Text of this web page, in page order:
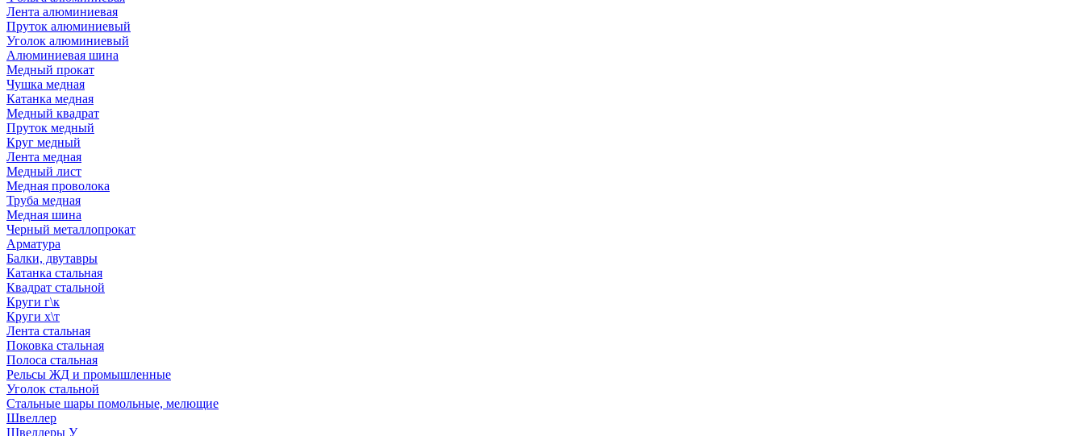
Лента алюминиевая
Пруток алюминиевый
Уголок алюминиевый
Алюминиевая шина
Медный прокат
Чушка медная
Катанка медная
Медный квадрат
Пруток медный
Круг медный
Лента медная
Медный лист
Медная проволока
Труба медная
Медная шина
Черный металлопрокат
Арматура
Балки, двутавры
Катанка стальная
Квадрат стальной
Круги г\к
Круги х\т
Лента стальная
Поковка стальная
Полоса стальная
Рельсы ЖД и промышленные
Уголок стальной
Стальные шары помольные, мелющие
Швеллер
Швеллеры У